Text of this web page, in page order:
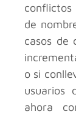
de
casos de
o si
usuarios
ahora